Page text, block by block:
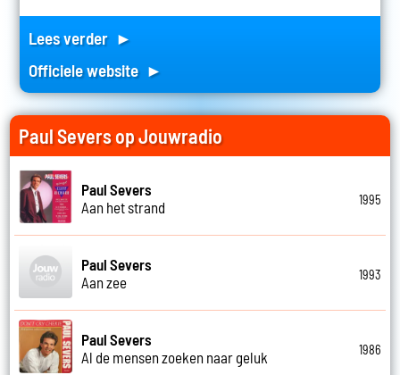
Lees verder ►
Officiele website ►
Paul Severs op Jouwradio
Paul Severs
Aan het strand
1995
Paul Severs
Aan zee
1993
Paul Severs
Al de mensen zoeken naar geluk
1986